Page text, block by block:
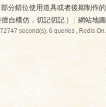
分錯位使用道具或者後期制作的
自模仿，切記切記 ) | 網站地圖
second(s), 6 queries , Redis On.